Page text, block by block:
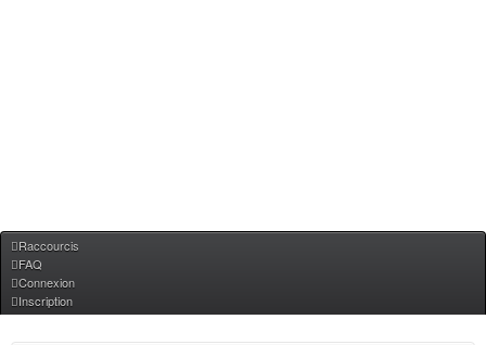
Raccourcis
FAQ
Connexion
Inscription